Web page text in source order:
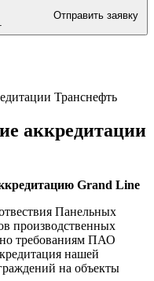
Отправить заявку
Транснефть
аккредитации
Grand Line
Панельных
производственных
требованиям ПАО
нашей
на объекты